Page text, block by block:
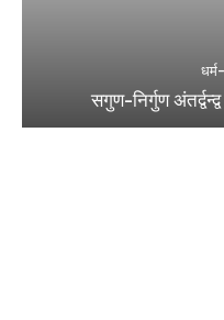
सगुण-निर्गुण